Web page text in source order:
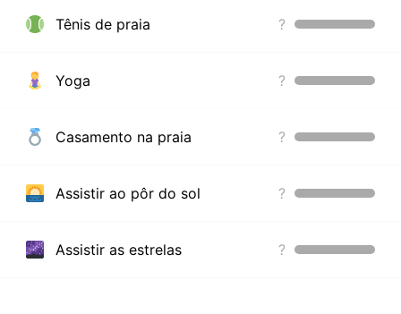
Tênis de praia ?
Yoga ?
Casamento na praia ?
Assistir ao pôr do sol ?
Assistir as estrelas ?